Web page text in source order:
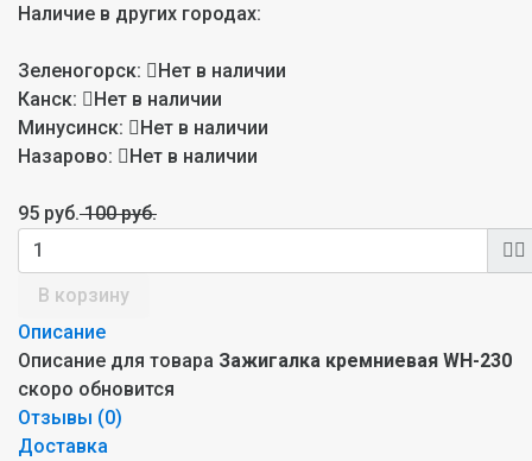
Наличие в других городах:
Зеленогорск:
Нет в наличии
Канск:
Нет в наличии
Минусинск:
Нет в наличии
Назарово:
Нет в наличии
95 руб.100 руб.
В корзину
Описание
Описание для товара Зажигалка кремниевая WH-230
скоро обновится
Отзывы (0)
Доставка